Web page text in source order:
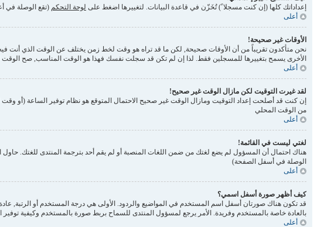
إعداداتك كلها (إن كنت مسجلا ً) تُخَزّن في قاعدة البيانات. لتغييرها اضغط على لوحة التحكم (تقع الوصلة في
أعلى
الأوقات غير صحيحة!
نحن متأكدون تقريباً من أن الأوقات صحيحة, لكن ما قد تراه هو وقت لخط زمن يختلف عن الوقت الذي أنت فيه.
الأخرى يسمح بتغييرها للمسجلين فقط. لذا إن لم تكن قد سجلت نفسك فهذا هو الوقت المناسب, صح
أعلى
لقد غيرت التوقيت لكن مازال الوقت غير صحيح!
إن كنت قد أصلحت إعداد التوقيت ومازال الوقت غير صحيح الاحتمال المتوقع هو نظام توفير الساعة (أو
من الوقت المحلي
أعلى
لغتي ليست في القائمة!
الوصلة في أسفل الصفحة)
أعلى
كيف أظهر صورة أسفل اسمي؟
بالعادة خاصة بالمستخدم وفريدة. الأمر يرجع لمسؤول المنتدى للسماح بربط صورة بالمستخدم وكيفية
أعلى